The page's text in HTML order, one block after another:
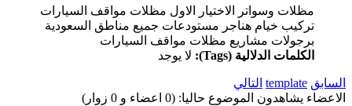
مظلات وسواتر الاختيار الاول مظلات مواقف السيارات
تركيب خيام هناجر مستودعات جميع مناطق السعودية
برجولات مشاريع مظلات مواقف السيارات
الكلمات الدلالية (Tags):
لا يوجد
السابق template التالي
الاعضاء يشاهدون الموضوع حاليا: (0 اعضاء و 0 زوار)